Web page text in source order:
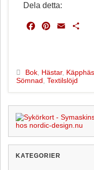
Dela detta:
b
o
o
k
e
r
e
s
t
l
Bok Hästar,
Sömnad Textilslöjd
KATEGORIER